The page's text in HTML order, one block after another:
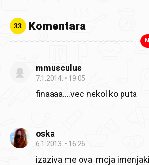
33 Komentara
mmusculus
7.1.2014. 19:05
finaaaa....vec nekoliko puta
oska
6.1.2013. 16:26
izaziva me ova moja